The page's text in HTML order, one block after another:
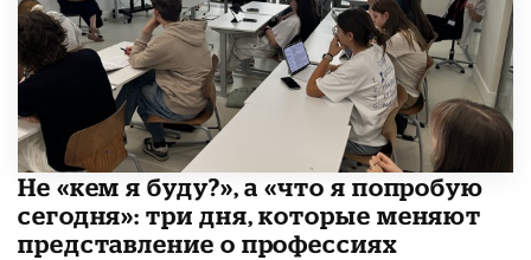
Не «кем я буду?», а «что я попробую
сегодня»: три дня, которые меняют
представление о профессиях